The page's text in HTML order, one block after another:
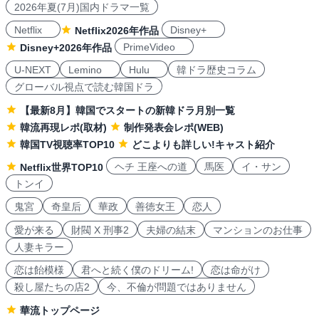
2026年夏(7月)国内ドラマ一覧
Netflix
Netflix2026年作品
Disney+
Disney+2026年作品
PrimeVideo
U-NEXT
Lemino Hulu
韓ドラ歴史コラム
グローバル視点で読む韓国ドラ
【最新8月】韓国でスタートの新韓ドラ月別一覧
韓流再現レポ(取材)
制作発表会レポ(WEB)
韓国TV視聴率TOP10
どこよりも詳しい!キャスト紹介
Netflix世界TOP10
ヘチ 王座への道 馬医
イ・サン
トンイ
鬼宮
奇皇后 華政 善徳女王 恋人
愛が来る 財閥 X 刑事2 夫婦の結末
マンションのお仕事
人妻キラー
恋は飴模様
君へと続く僕のドリーム!
恋は命がけ
殺し屋たちの店2
今、不倫が問題ではありません
華流トップページ